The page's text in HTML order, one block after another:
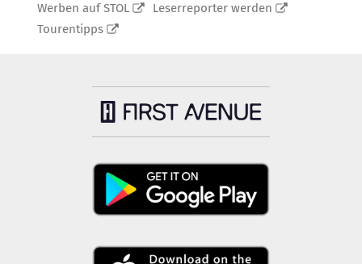
Werben auf STOL
Leserreporter werden
Tourentipps